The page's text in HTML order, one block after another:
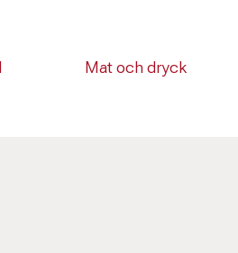
Mat och dryck